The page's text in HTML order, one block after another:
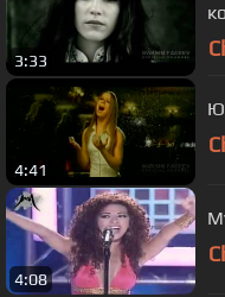
3:33
4:41
4:08